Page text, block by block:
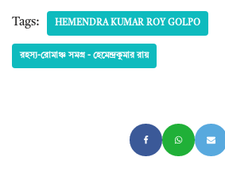
Tags: HEMENDRA KUMAR ROY GOLPO
রহস্য-রোমাঞ্চ সমগ্র - হেমেন্দ্রকুমার রায়